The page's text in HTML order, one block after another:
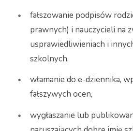
fałszowanie podpisów
prawnych) i nauczycieli na
usprawiedliwieniach i
szkolnych,
włamanie do e-dziennika,
fałszywych ocen,
wygłaszanie lub